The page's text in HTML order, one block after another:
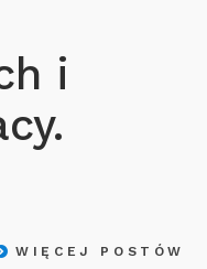
i
WIĘCEJ POSTÓW